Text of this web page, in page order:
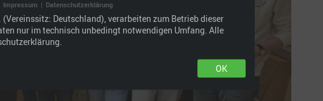
Impressum | Datenschutzerklärung
(Vereinssitz: Deutschland), verarbeiten zum Betrieb dieser
nur im technisch unbedingt notwendigen Umfang. Alle
OK